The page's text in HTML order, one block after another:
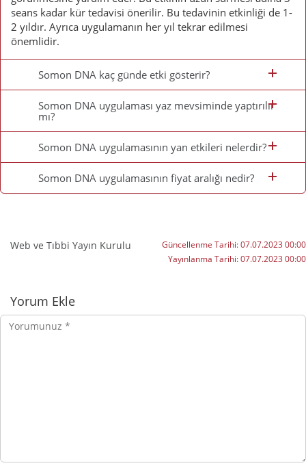
seans kadar kür tedavisi önerilir. Bu tedavinin etkinliği de 1-
2 yıldır. Ayrıca uygulamanın her yıl tekrar edilmesi
önemlidir.
Somon DNA kaç günde etki gösterir?
Somon DNA uygulaması yaz mevsiminde yaptırılır
mı?
Somon DNA uygulamasının yan etkileri nelerdir?
Somon DNA uygulamasının fiyat aralığı nedir?
Web ve Tıbbi Yayın Kurulu Güncellenme Tarihi:07.07.2023 00:00
Yayınlanma Tarihi:07.07.2023 00:00
Yorumlar
Yorum Ekle
Yorumunuz